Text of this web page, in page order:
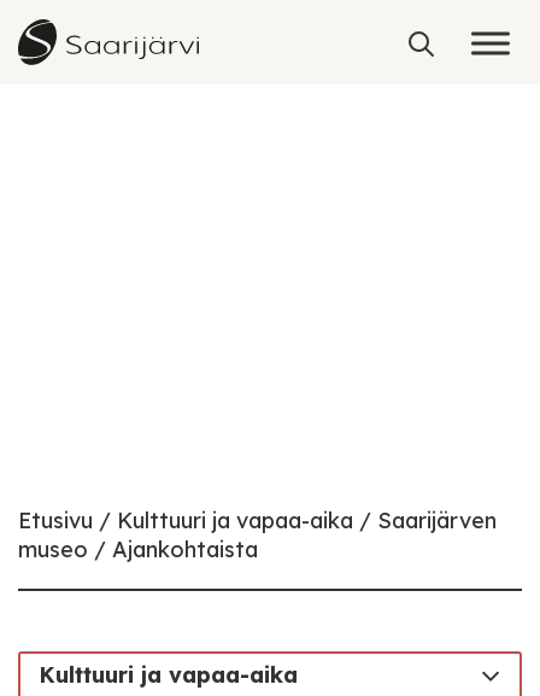
Skip to content
Etusivu Kulttuuri ja vapaa-aika
Saarijärven
museo
Ajankohtaista
Kulttuuri ja vapaa-aika